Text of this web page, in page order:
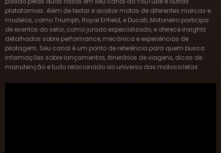
plataformas. Além de testar e avaliar motos de diferentes marcas e
modelos, como Triumph, Royal Enfield, e Ducati, Motoneiro participa
de eventos do setor, como jurado especializado, e oferece insights
detalhados sobre performance, mecânica e experiências de
pilotagem. Seu canal é um ponto de referência para quem busca
informações sobre lançamentos, itinerários de viagens, dicas de
manutenção e tudo relacionado ao universo das motocicletas.